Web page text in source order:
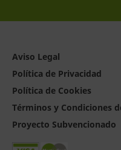
Aviso Legal
Política de Privacidad
Política de Cookies
Términos y Condiciones
Proyecto Subvencionado